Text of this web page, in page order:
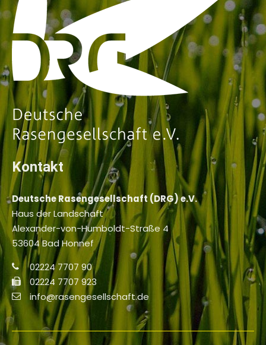
Kontakt
Deutsche Rasengesellschaft (DRG) e.V.
Haus der Landschaft
Alexander-von-Humboldt-Straße 4
53604 Bad Honnef
02224 7707 90
02224 7707 923
info@rasengesellschaft.de